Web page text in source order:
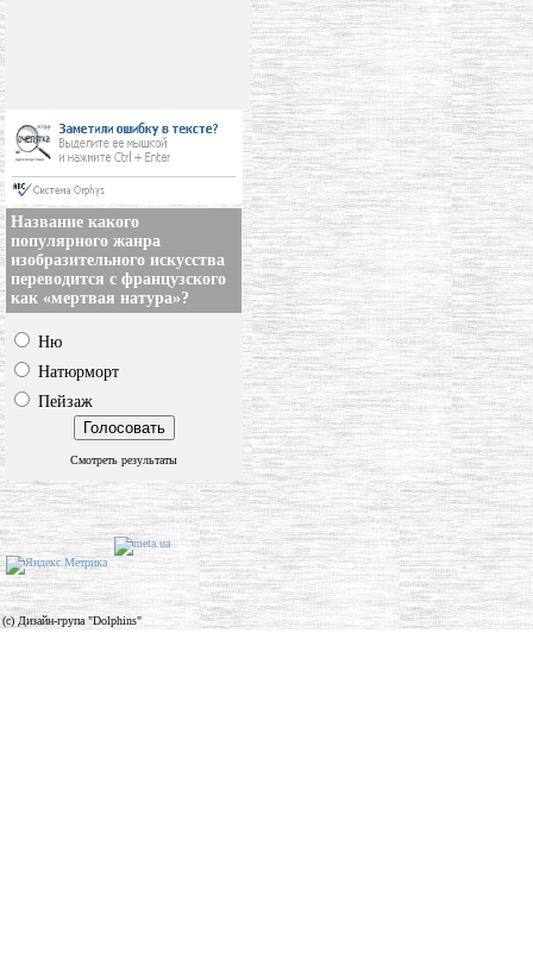
Название какого
популярного жанра
изобразительного искусства
переводится с французского
как «мертвая натура»?
Ню
Натюрморт
Пейзаж
Смотреть результаты
(c) Дизайн-група "Dolphins"